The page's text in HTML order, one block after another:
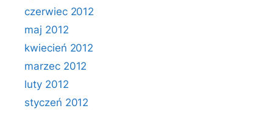
czerwiec 2012
maj 2012
kwiecień 2012
marzec 2012
luty 2012
styczeń 2012